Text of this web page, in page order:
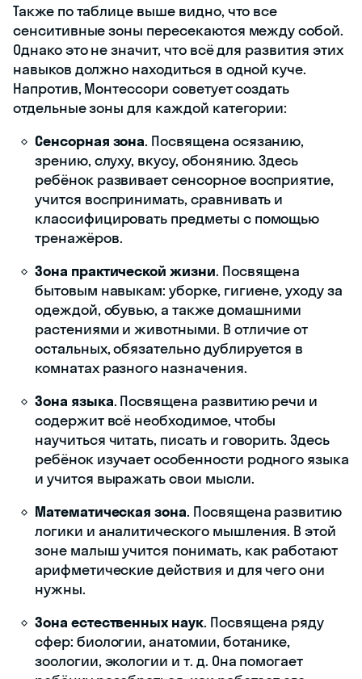
Также по таблице выше видно, что все
сенситивные зоны пересекаются между собой.
Однако это не значит, что всё для развития этих
навыков должно находиться в одной куче.
Напротив, Монтессори советует создать
отдельные зоны для каждой категории:
Сенсорная зона. Посвящена осязанию,
зрению, слуху, вкусу, обонянию. Здесь
ребёнок развивает сенсорное восприятие,
учится воспринимать, сравнивать и
классифицировать предметы с помощью
тренажёров.
Зона практической жизни. Посвящена
бытовым навыкам: уборке, гигиене, уходу за
одеждой, обувью, а также домашними
растениями и животными. В отличие от
остальных, обязательно дублируется в
комнатах разного назначения.
Зона языка. Посвящена развитию речи и
содержит всё необходимое, чтобы
научиться читать, писать и говорить. Здесь
ребёнок изучает особенности родного языка
и учится выражать свои мысли.
Математическая зона. Посвящена развитию
логики и аналитического мышления. В этой
зоне малыш учится понимать, как работают
арифметические действия и для чего они
нужны.
Зона естественных наук. Посвящена ряду
сфер: биологии, анатомии, ботанике,
зоологии, экологии и т. д. Она помогает